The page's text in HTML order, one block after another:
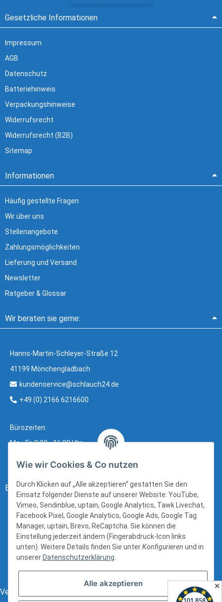
Gesetzliche Informationen
Impressum
AGB
Datenschutz
Batteriehinweis
Verpackungshinweise
Widerrufsrecht
Widerrufsrecht (B2B)
Sitemap
Informationen
Häufig gestellte Fragen
Wir über uns
Stellenangebote
Zahlungsmöglichkeiten
Lieferung und Versand
Newsletter
Ratgeber & Glossar
Wir beraten sie gerne:
Hanns-Martin-Schleyer-Straße 12
41199 Mönchengladbach
kundenservice@schlauch24.de
+49 (0) 2166 6216600
Bürozeiten:
Mo - Fr: 8:00 - 16:00 Uhr
Bezahlung:
Versand:
Wie wir Cookies & Co nutzen
Durch Klicken auf „Alle akzeptieren“ gestatten Sie den
Einsatz folgender Dienste auf unserer Website: YouTube,
Vimeo, Sendinblue, uptain, Google Analytics, Tawk Livechat,
Facebook Pixel, Google Analytics, Google Ads, Google Tag
Manager, uptain, Brevo, ReCaptcha. Sie können die
Einstellung jederzeit ändern (Fingerabdruck-Icon links
unten). Weitere Details finden Sie unterKonfigurieren und in
unserer Datenschutzerklärung.
Alle akzeptieren ✕